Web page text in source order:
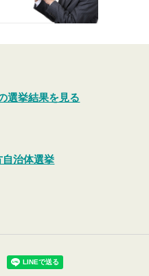
選挙結果を見る
自治体選挙